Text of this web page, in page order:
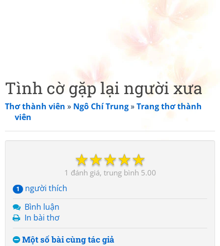
Tình cờ gặp lại người xưa
Thơ thành viên » Ngô Chí Trung»Trang thơ thành
viên
☆
☆
☆
☆
☆
1 5.00
1
người thích
Bình luận
In bài thơ
Một số bài cùng tác giả